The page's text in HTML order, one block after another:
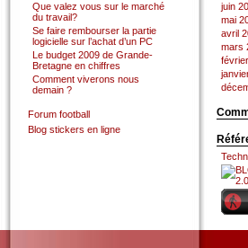
Que valez vous sur le marché
du travail?
Se faire rembourser la partie
logicielle sur l’achat d’un PC
Le budget 2009 de Grande-
Bretagne en chiffres
Comment viverons nous
demain ?
Forum football
Blog stickers en ligne
juin
mai
avril
mars